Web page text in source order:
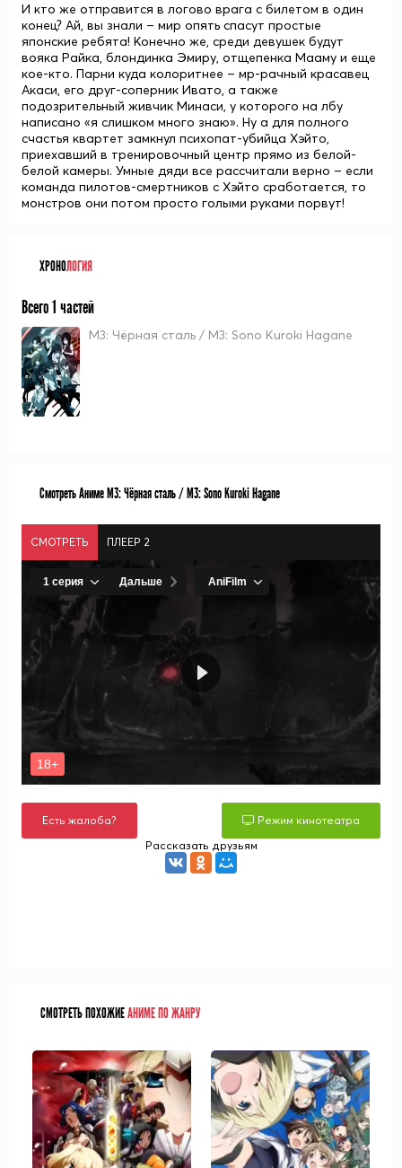
И кто же отправится в логово врага с билетом в один
конец? Ай, вы знали – мир опять спасут простые
японские ребята! Конечно же, среди девушек будут
вояка Райка, блондинка Эмиру, отщепенка Мааму и еще
кое-кто. Парни куда колоритнее – мр-рачный красавец
Акаси, его друг-соперник Ивато, а также
подозрительный живчик Минаси, у которого на лбу
написано «я слишком много знаю». Ну а для полного
счастья квартет замкнул психопат-убийца Хэйто,
приехавший в тренировочный центр прямо из белой-
белой камеры. Умные дяди все рассчитали верно – если
команда пилотов-смертников с Хэйто сработается, то
монстров они потом просто голыми руками порвут!
ХРОНОЛОГИЯ
Всего 1 частей
М3: Чёрная сталь / M3: Sono Kuroki Hagane
Смотреть Аниме М3: Чёрная сталь / M3: Sono Kuroki Hagane
СМОТРЕТЬ ПЛЕЕР 2
Есть жалоба?
Режим кинотеатра
Рассказать друзьям
СМОТРЕТЬ ПОХОЖИЕАНИМЕ ПО ЖАНРУ